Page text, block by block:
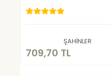
ŞAHİNLER
709,70 TL
Sepete Ekle